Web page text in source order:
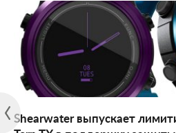
Shearwater выпускает